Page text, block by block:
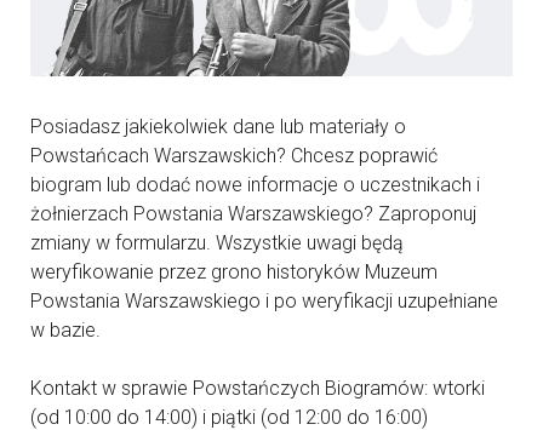
Posiadasz jakiekolwiek dane lub materiały o
Powstańcach Warszawskich? Chcesz poprawić
biogram lub dodać nowe informacje o uczestnikach i
żołnierzach Powstania Warszawskiego? Zaproponuj
zmiany w formularzu. Wszystkie uwagi będą
weryfikowanie przez grono historyków Muzeum
Powstania Warszawskiego i po weryfikacji uzupełniane
w bazie.
Kontakt w sprawie Powstańczych Biogramów: wtorki
(od 10:00 do 14:00) i piątki (od 12:00 do 16:00)